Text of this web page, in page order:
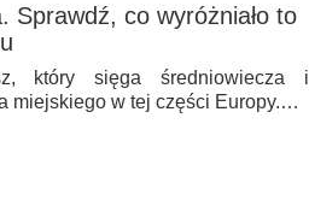
Sprawdź, co wyróżniało to
który sięga średniowiecza i
miejskiego w tej części Europy.…